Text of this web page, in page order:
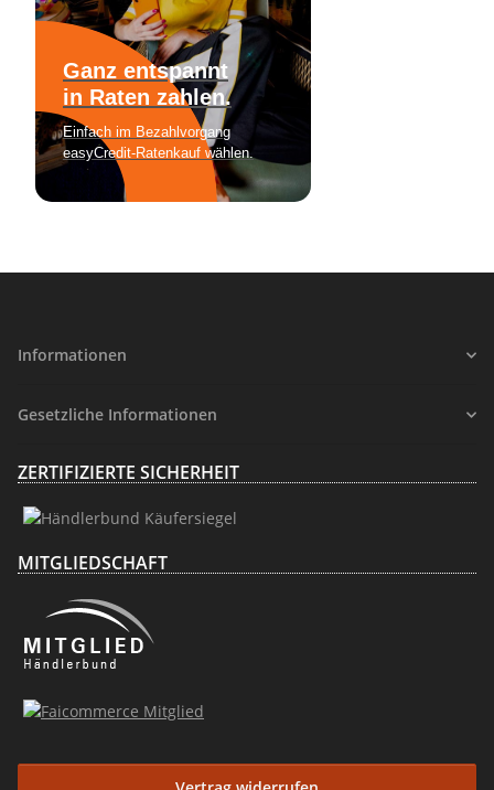
Informationen
Gesetzliche Informationen
ZERTIFIZIERTE SICHERHEIT
MITGLIEDSCHAFT